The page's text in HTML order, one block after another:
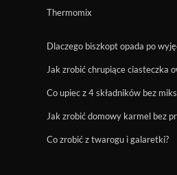
Thermomix
Dlaczego biszkopt opada po
Jak zrobić chrupiące ciasteczka
Co upiec z 4 składników bez
Jak zrobić domowy karmel bez
Co zrobić z twarogu i galaretki?